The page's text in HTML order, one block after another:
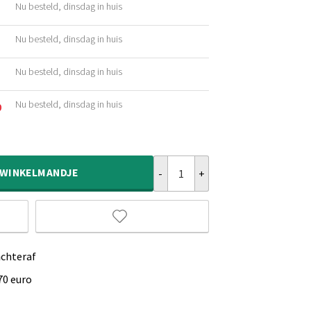
Nu besteld, dinsdag in huis
Nu besteld, dinsdag in huis
Nu besteld, dinsdag in huis
Nu besteld, dinsdag in huis
WINKELMANDJE
euro